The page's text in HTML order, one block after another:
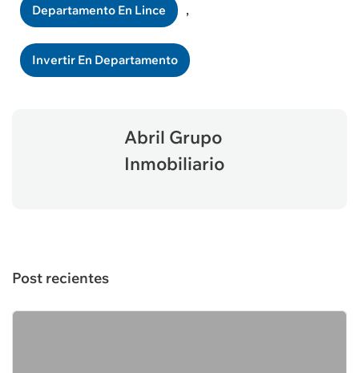
Departamento En Lince ,
Invertir En Departamento
Abril Grupo
Inmobiliario
Post recientes